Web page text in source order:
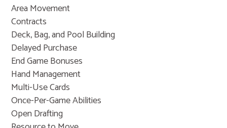
Area Movement
Contracts
Deck, Bag, and Pool Building
Delayed Purchase
End Game Bonuses
Hand Management
Multi-Use Cards
Once-Per-Game Abilities
Open Drafting